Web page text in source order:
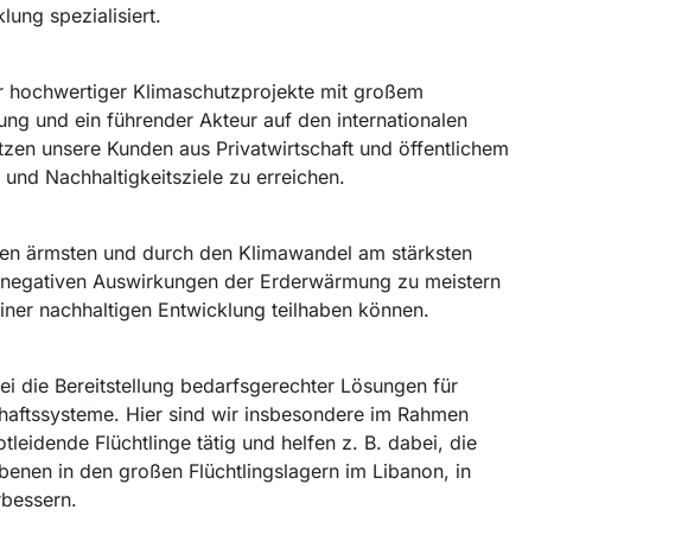
spezialisiert.
hochwertiger Klimaschutzprojekte mit großem
und ein führender Akteur auf den internationalen
unsere Kunden aus Privatwirtschaft und öffentlichem
Nachhaltigkeitsziele zu erreichen.
ärmsten und durch den Klimawandel am stärksten
Auswirkungen der Erderwärmung zu meistern
nachhaltigen Entwicklung teilhaben können.
die Bereitstellung bedarfsgerechter Lösungen für
Hier sind wir insbesondere im Rahmen
Flüchtlinge tätig und helfen z. B. dabei, die
in den großen Flüchtlingslagern im Libanon, in